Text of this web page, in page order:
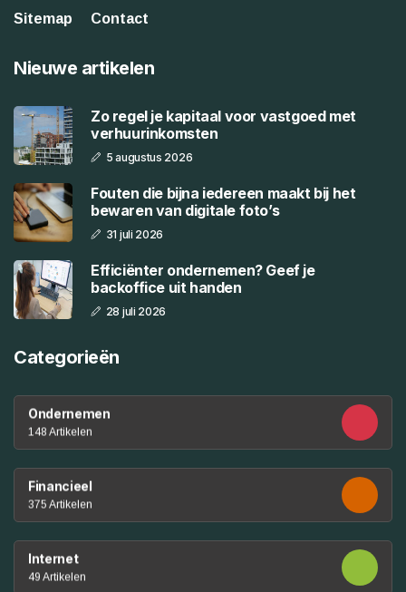
Sitemap
Contact
Nieuwe artikelen
Zo regel je kapitaal voor vastgoed met
verhuurinkomsten
5 augustus 2026
Fouten die bijna iedereen maakt bij het
bewaren van digitale foto’s
31 juli 2026
Efficiënter ondernemen? Geef je
backoffice uit handen
28 juli 2026
Categorieën
Ondernemen
148 Artikelen
Financieel
375 Artikelen
Internet
49 Artikelen